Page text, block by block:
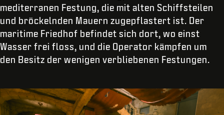
mediterranen Festung, die mit alten Schiffsteilen
und bröckelnden Mauern zugepflastert ist. Der
maritime Friedhof befindet sich dort, wo einst
Wasser frei floss, und die Operator kämpfen um
den Besitz der wenigen verbliebenen Festungen.